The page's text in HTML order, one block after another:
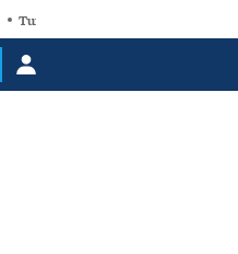
Turbina eólica